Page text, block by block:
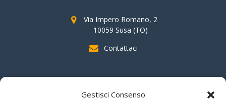
Gestisci Consenso
Via Impero Romano, 2
10059 Susa (TO)
Contattaci
SOSTIENI AAS